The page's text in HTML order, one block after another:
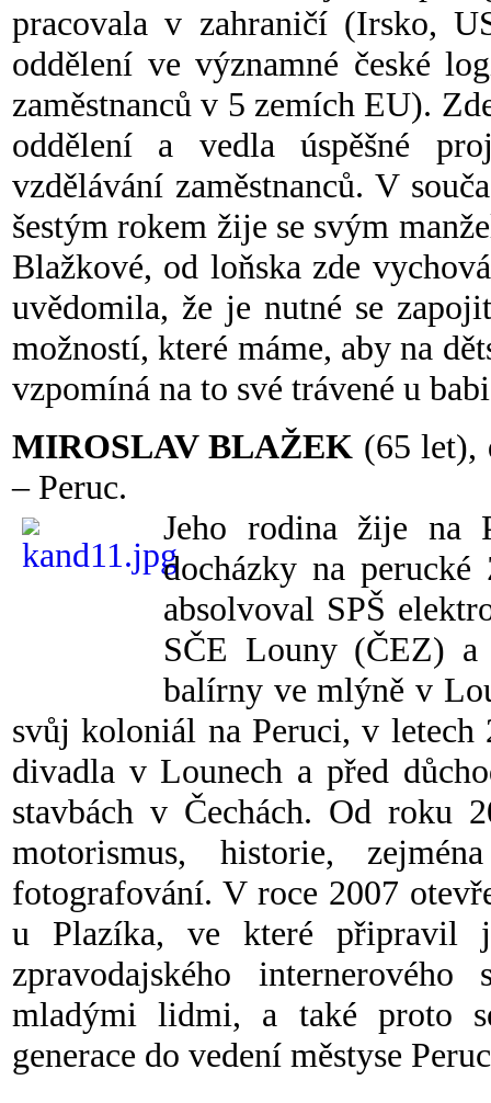
pracovala v zahraničí (Irsko,
oddělení ve významné české
zaměstnanců v 5 zemích EU).
oddělení a vedla úspěšné
vzdělávání zaměstnanců. V
šestým rokem žije se svým
Blažkové, od loňska zde
uvědomila, že je nutné se
možností, které máme, aby na
vzpomíná na to své trávené u
MIROSLAV BLAŽEK (65 let),
– Peruc.
Jeho rodina žije na
docházky na
absolvoval SPŠ
SČE Louny (ČEZ)
balírny ve mlýně v
svůj koloniál na Peruci, v letech
divadla v Lounech a před
stavbách v Čechách. Od roku
motorismus, historie,
fotografování. V roce 2007
u Plazíka, ve které připravil
zpravodajského
mladými lidmi, a také proto
generace do vedení městyse